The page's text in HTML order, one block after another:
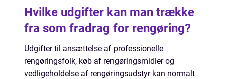
Hvilke udgifter kan man trække
fra som fradrag for rengøring?
Udgifter til ansættelse af professionelle
rengøringsfolk, køb af rengøringsmidler og
vedligeholdelse af rengøringsudstyr kan normalt